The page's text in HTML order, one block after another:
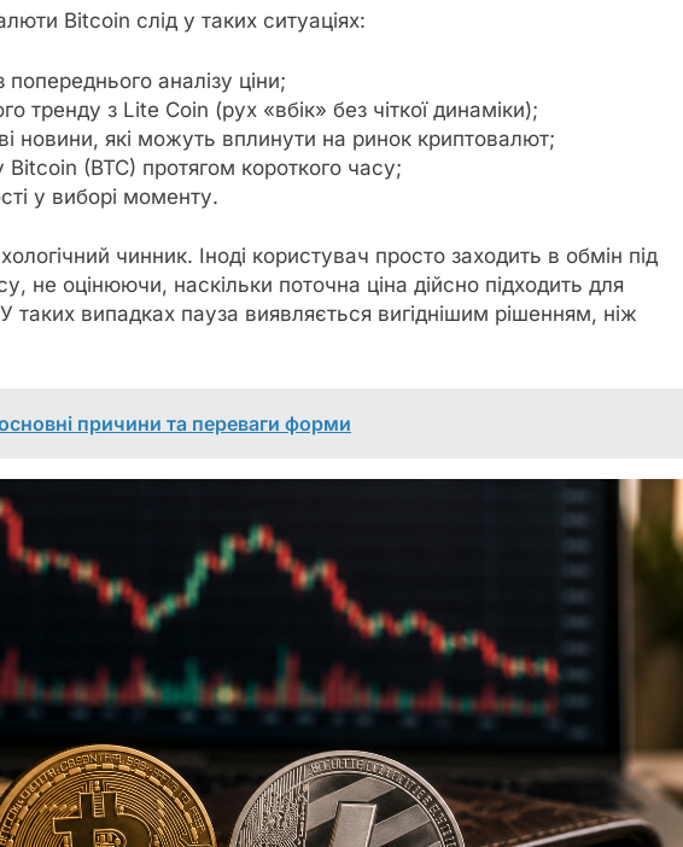
Bitcoin слід у таких ситуаціях:
аналізу ціни;
тренду з Lite Coin (рух «вбік» без чіткої динаміки);
новини, які можуть вплинути на ринок криптовалют;
Bitcoin (BTC) протягом короткого часу;
у виборі моменту.
чинник. Іноді користувач просто заходить в обмін під
не оцінюючи, наскільки поточна ціна дійсно підходить для
таких випадках пауза виявляється вигіднішим рішенням, ніж
причини та переваги форми